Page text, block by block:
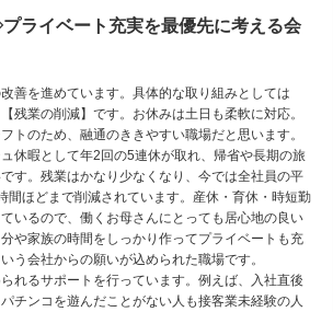
ライベート充実を最優先に考える会
善を進めています。具体的な取り組みとしては
【残業の削減】です。お休みは土日も柔軟に対応。
トのため、融通のききやすい職場だと思います。
休暇として年2回の5連休が取れ、帰省や長期の旅
す。残業はかなり少なくなり、今では全社員の平
間ほどまで削減されています。産休・育休・時短勤
いるので、働くお母さんにとっても居心地の良い
や家族の時間をしっかり作ってプライベートも充
う会社からの願いが込められた職場です。
れるサポートを行っています。例えば、入社直後
チンコを遊んだことがない人も接客業未経験の人